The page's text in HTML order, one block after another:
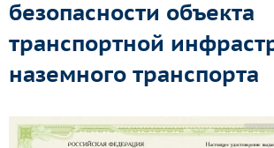
безопасности объекта
транспортной
наземного транспорта